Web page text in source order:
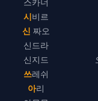
시비르
신 짜오
신드라
신지드
쓰레쉬
아리